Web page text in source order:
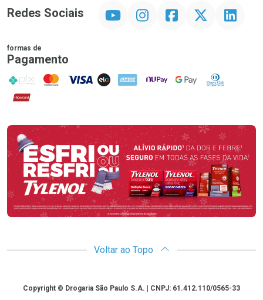
Redes Sociais InstagramFacebook Linkedin
formas de
Pagamento
PIX MasterCard
VISA ELO AMEX NuPay Google PayDiners Club
Hipercard
Promoção em Destaque
Voltar ao Topo
CopyrightCopyright © Drogaria São Paulo S.A. | CNPJ: 61.412.110/0565-33